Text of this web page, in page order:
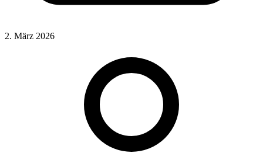
2. März 2026